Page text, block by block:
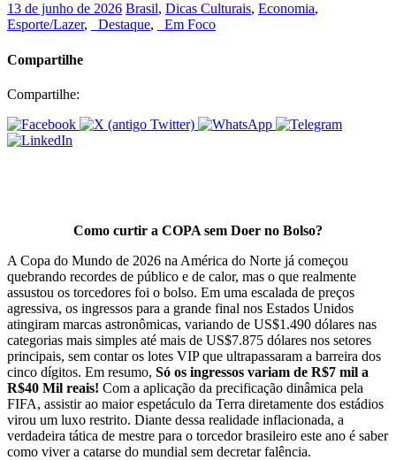
13 de junho de 2026 Brasil, Dicas Culturais, Economia,
Esporte/Lazer, _Destaque, _Em Foco
Compartilhe
Compartilhe:
Como curtir a COPA sem Doer no Bolso?
A Copa do Mundo de 2026 na América do Norte já começou
quebrando recordes de público e de calor, mas o que realmente
assustou os torcedores foi o bolso. Em uma escalada de preços
agressiva, os ingressos para a grande final nos Estados Unidos
atingiram marcas astronômicas, variando de US$1.490 dólares nas
categorias mais simples até mais de US$7.875 dólares nos setores
principais, sem contar os lotes VIP que ultrapassaram a barreira dos
cinco dígitos. Em resumo, Só os ingressos variam de R$7 mil a
R$40 Mil reais! Com a aplicação da precificação dinâmica pela
FIFA, assistir ao maior espetáculo da Terra diretamente dos estádios
virou um luxo restrito. Diante dessa realidade inflacionada, a
verdadeira tática de mestre para o torcedor brasileiro este ano é saber
como viver a catarse do mundial sem decretar falência.